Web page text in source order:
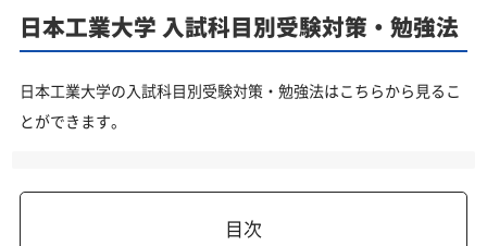
日本工業大学 入試科目別受験対策・勉強法
日本工業大学の入試科目別受験対策・勉強法はこちらから見るこ
とができます。
目次